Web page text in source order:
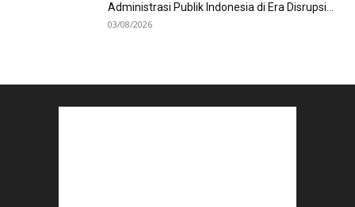
Administrasi Publik Indonesia di Era Disrupsi...
03/08/2026